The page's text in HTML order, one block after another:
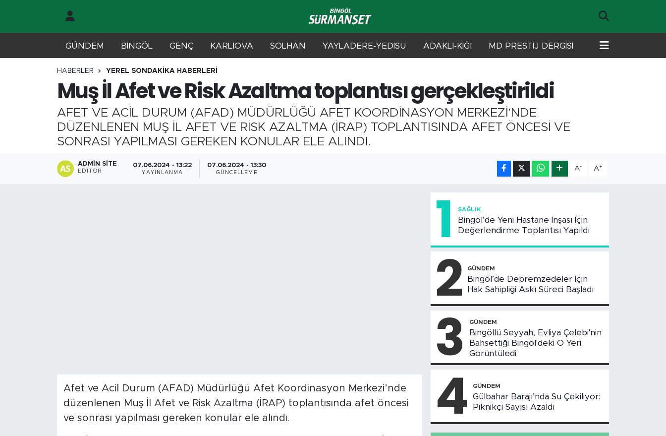
GÜNDEM BİNGÖL GENÇ KARLIOVA SOLHAN YAYLADERE-YEDİSU ADAKLI-KİĞI MD PRESTİJ DERGİSİ
HABERLER YEREL SONDAKİKA HABERLERİ
Muş İl Afet ve Risk Azaltma toplantısı gerçekleştirildi
AFET VE ACİL DURUM (AFAD) MÜDÜRLÜĞÜ AFET KOORDİNASYON MERKEZİ’NDE
DÜZENLENEN MUŞ İL AFET VE RİSK AZALTMA (İRAP) TOPLANTISINDA AFET ÖNCESİ VE
SONRASI YAPILMASI GEREKEN KONULAR ELE ALINDI.
ADMIN SITE
EDITÖR
07.06.2024 - 13:22
YAYINLANMA
07.06.2024 - 13:30
GÜNCELLEME
A- A+
Afet ve Acil Durum (AFAD) Müdürlüğü Afet Koordinasyon Merkezi’nde
düzenlenen Muş İl Afet ve Risk Azaltma (İRAP) toplantısında afet öncesi
ve sonrası yapılması gereken konular ele alındı.
1 SAĞLIK
Bingöl’de Yeni Hastane İnşası İçin
Değerlendirme Toplantısı Yapıldı
2 GÜNDEM
Bingöl’de Depremzedeler İçin
Hak Sahipliği Askı Süreci Başladı
3 GÜNDEM
Bingöllü Seyyah, Evliya Çelebi'nin
Bahsettiği Bingöl'deki O Yeri
Görüntüledi
4 GÜNDEM
Gülbahar Barajı’nda Su Çekiliyor:
Piknikçi Sayısı Azaldı
Karlıova
Adaklı-Kiğı
Yayladere-Yedisu
Tavz Der
Bingöl Kaza Haberleri
Merkez Trafik Yoğunluk Haritası
Süper Lig Puan Durumu ve Fikstür
Tüm Manşetler
Son Dakika Haberleri